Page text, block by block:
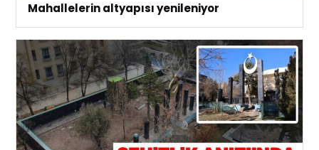
Mahallelerin altyapısı yenileniyor